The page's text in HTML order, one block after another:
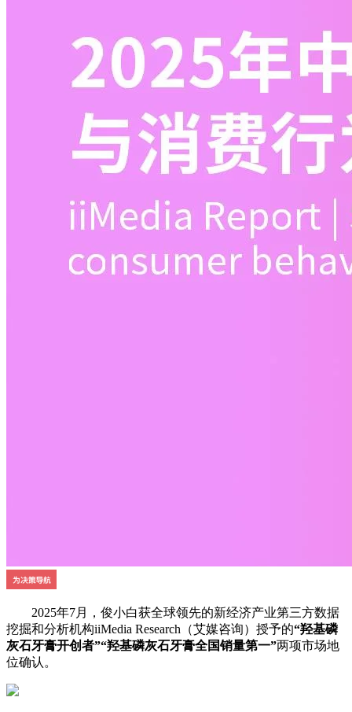
2025年7月，俊小白获全球领先的新经济产业第三方数据
挖掘和分析机构iiMedia Research（艾媒咨询）授予的“羟基磷
灰石牙膏开创者”“羟基磷灰石牙膏全国销量第一”两项市场地
位确认。